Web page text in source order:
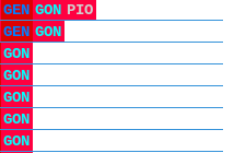
GEN GON PIO
GEN GON
GON
GON
GON
GON
GON